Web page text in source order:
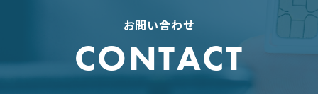
お問い合わせ
CONTACT